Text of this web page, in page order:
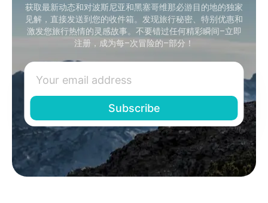
获取最新动态和对波斯尼亚和黑塞哥维那必游目的地的独家
见解，直接发送到您的收件箱。发现旅行秘密、特别优惠和
激发您旅行热情的灵感故事。不要错过任何精彩瞬间–立即
注册，成为每–次冒险的–部分！